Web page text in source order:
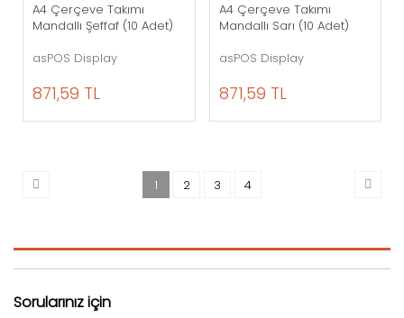
A4 Çerçeve Takımı
Mandallı Şeffaf (10 Adet)
asPOS Display
871,59 TL
A4 Çerçeve Takımı
Mandallı Sarı (10 Adet)
asPOS Display
871,59 TL
1 2 3 4
Sorularınız için